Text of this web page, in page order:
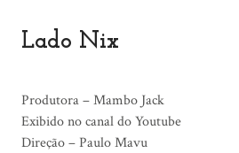
Lado Nix
Produtora – Mambo Jack
Exibido no canal do Youtube
Direção – Paulo Mavu